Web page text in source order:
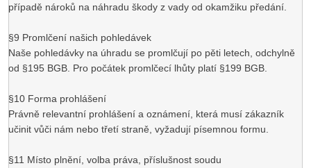
případě nároků na náhradu škody z vady od okamžiku předání.
§9 Promlčení našich pohledávek
Naše pohledávky na úhradu se promlčují po pěti letech, odchylně
od §195 BGB. Pro počátek promlčecí lhůty platí §199 BGB.
§10 Forma prohlášení
Právně relevantní prohlášení a oznámení, která musí zákazník
učinit vůči nám nebo třetí straně, vyžadují písemnou formu.
§11 Místo plnění, volba práva, příslušnost soudu